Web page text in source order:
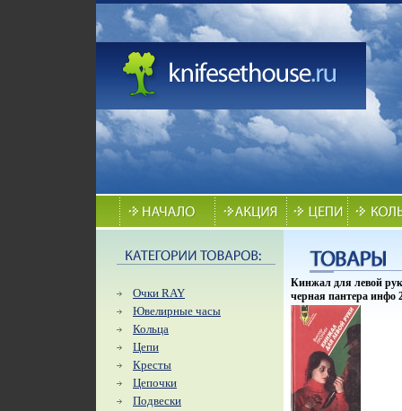
Очки RAY
Ювелирные часы
Кольца
Цепи
Кресты
Цепочки
Подвески
Кинжал для левой
черная пантера инфо